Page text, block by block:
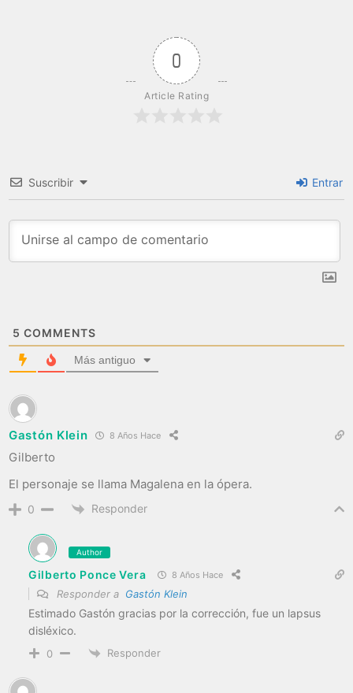
0
Article Rating
Suscribir Entrar
5 COMMENTS
Más antiguo
Gastón Klein 8 Años Hace
Gilberto
El personaje se llama Magalena en la ópera.
0 Responder
Author
Gilberto Ponce Vera 8 Años Hace
Responder a Gastón Klein
Estimado Gastón gracias por la corrección, fue un lapsus
disléxico.
0 Responder